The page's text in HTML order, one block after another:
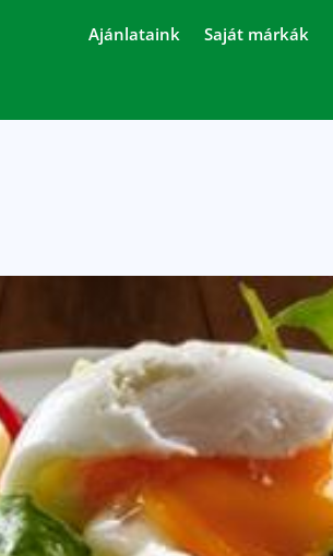
Ajánlataink Saját márkák